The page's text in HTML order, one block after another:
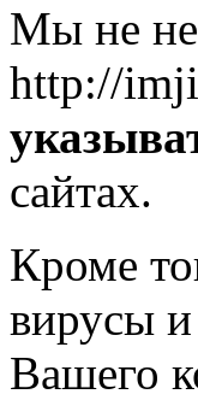
Мы не
http://
сайтах.
Кроме
вирусы
Вашего